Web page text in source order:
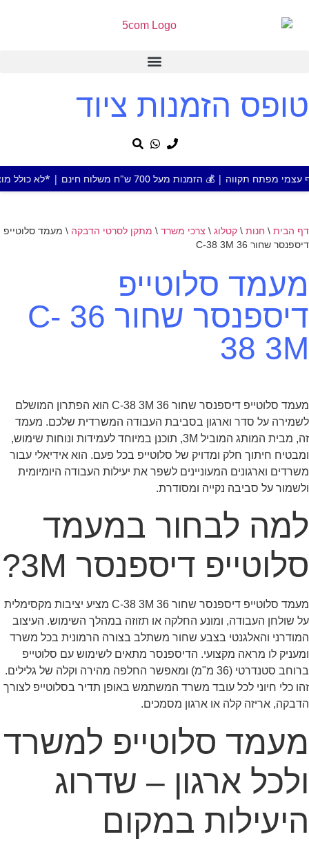
טופס הזמנות ציוד
מעל 700 ש"ח משלוח חינם | *לא כולל מוצר או אזור חריג
דף הבית \ חנות \ קטלוג \ צרכי משרד \ מתקן לסרטי הדבקה \ מעמד סלוטייפ
דיספנסר שחור 36 C-38 3M
מעמד סלוטייפ
דיספנסר שחור 36 C-
38 3M
מעמד סלוטייפ דיספנסר שחור 36 C-38 3M הוא הפתרון המושלם
לשמירה על סדר וארגון בסביבת העבודה המשרדית שלכם. מעמד
זה, מבית המותג המוביל 3M, תוכנן במיוחד לעמידות ונוחות שימוש,
ומבטיח חיתוך חלק ומדויק של סלוטייפ בכל פעם. הוא אידיאלי עבור
משרדים וארגונים המעוניינים לשפר את יעילות העבודה היומיומית
ולשמור על סביבה נקייה ומסודרת.
למה לבחור במעמד
סלוטייפ דיספנסר 3M?
מעמד סלוטייפ דיספנסר שחור 36 C-38 3M מציע יציבות מקסימלית
על שולחן העבודה, ומונע החלקה או תזוזה במהלך השימוש. העיצוב
המודרני והאלגנטי בצבע שחור משתלב בצורה הרמונית בכל משרד
ומעניק לו מראה מקצועי. הדיספנסר מתאים לשימוש עם סלוטייפ
ברוחב סטנדרטי (36 מ"מ) ומאפשר החלפה מהירה וקלה של גלילים.
זהו כלי חיוני לכל עובד משרד המשתמש באופן תדיר בסלוטייפ לצורך
הדבקה, אריזה קלה או ארגון מסמכים.
מעמד סלוטייפ למשרד
ולכל ארגון – שדרוג
היעילות במקום